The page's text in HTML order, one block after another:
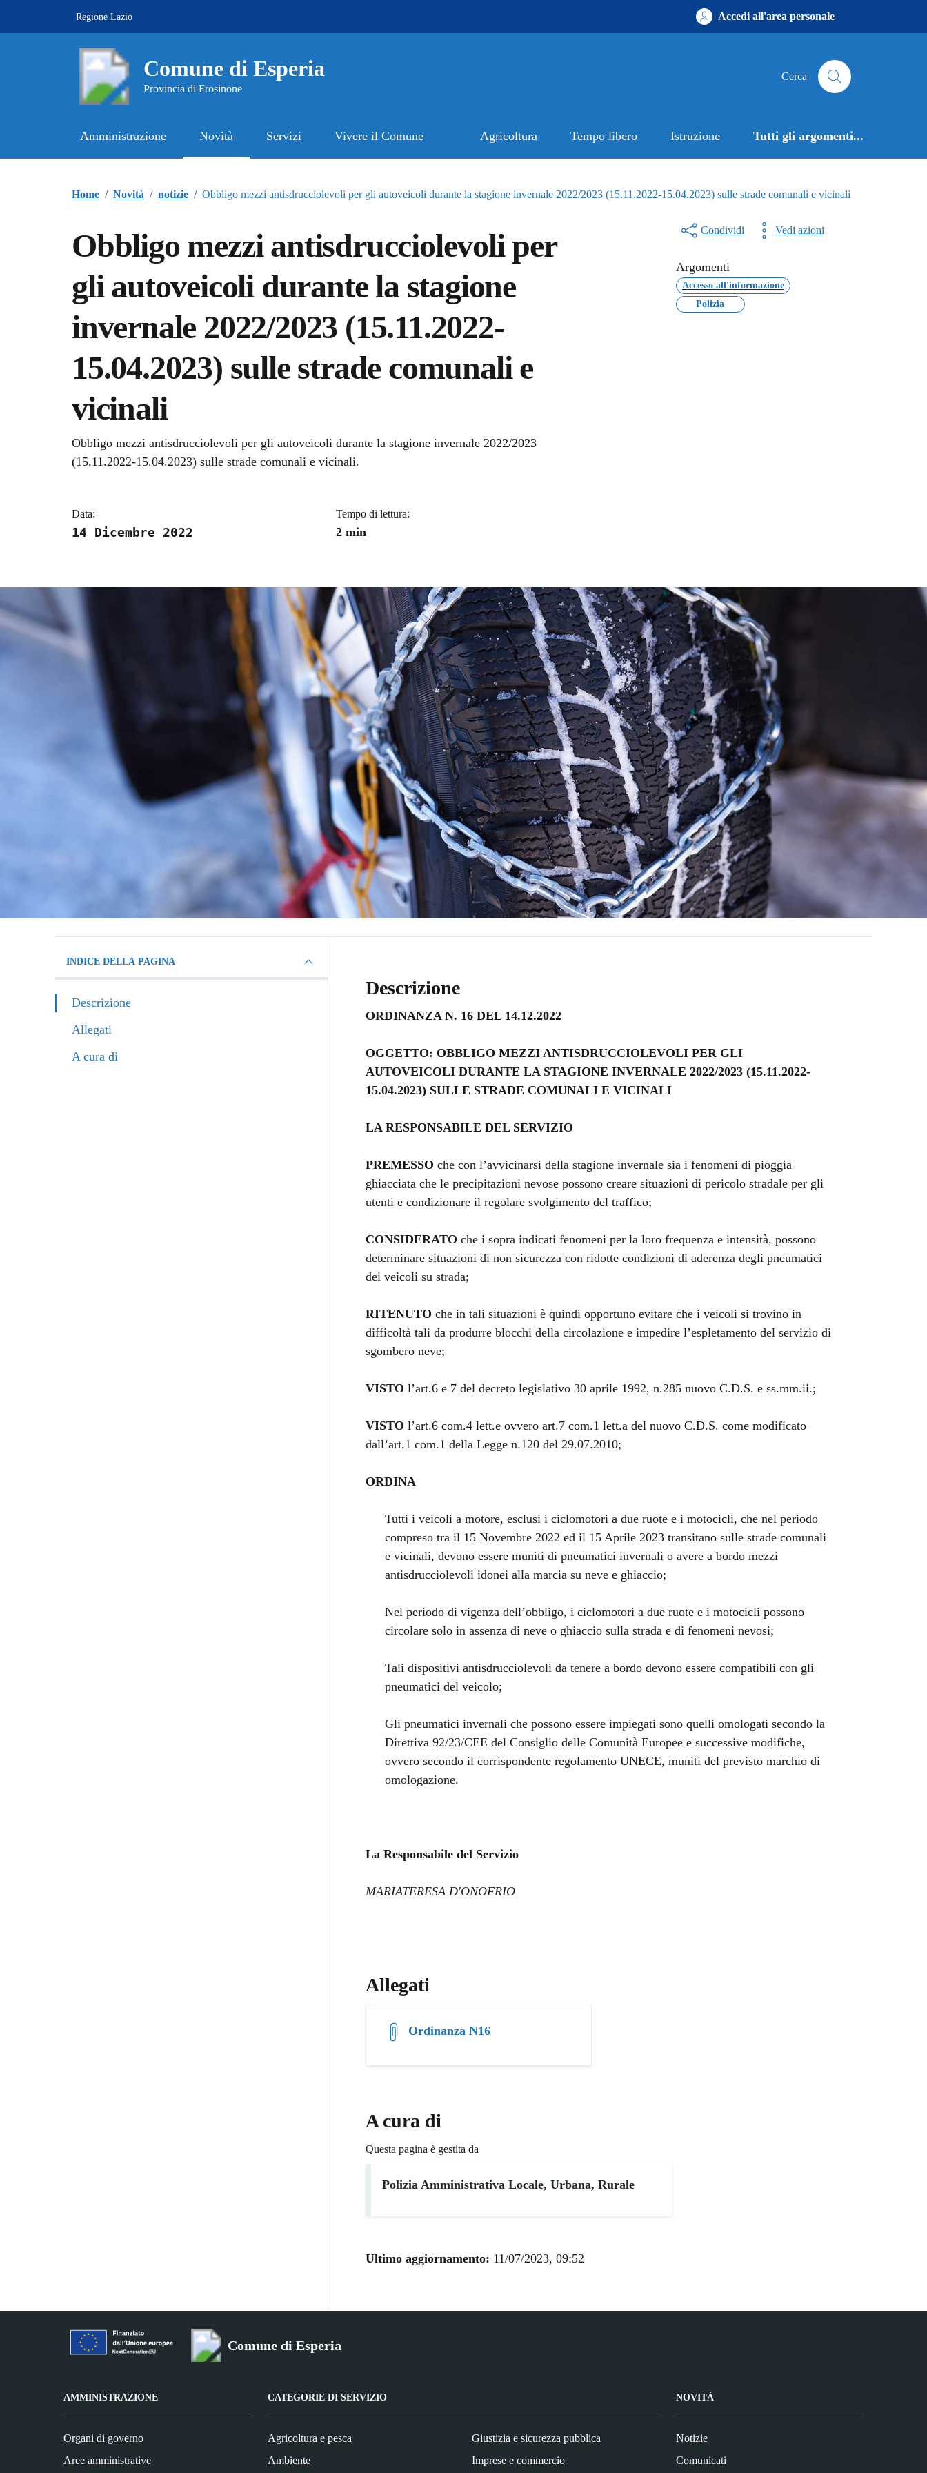
Regione Lazio Accedi all'area personale
Comune di Esperia
Provincia di Frosinone
Cerca
Amministrazione Novità Servizi Vivere il Comune Agricoltura Tempo libero Istruzione Tutti gli argomenti...
Home / Novità / notizie / Obbligo mezzi antisdrucciolevoli per gli autoveicoli durante la stagione invernale 2022/2023 (15.11.2022-15.04.2023) sulle strade comunali e vicinali
Obbligo mezzi antisdrucciolevoli per
gli autoveicoli durante la stagione
invernale 2022/2023 (15.11.2022-
15.04.2023) sulle strade comunali e
vicinali
Dettagli della notizia
Obbligo mezzi antisdrucciolevoli per gli autoveicoli durante la stagione invernale 2022/2023
(15.11.2022-15.04.2023) sulle strade comunali e vicinali.
Data:
14 Dicembre 2022
Tempo di lettura:
2 min
Condividi Vedi azioni
Argomenti
Accesso all'informazione
Polizia
INDICE DELLA PAGINA
Descrizione
Allegati
A cura di
Descrizione
ORDINANZA N. 16 DEL 14.12.2022
OGGETTO: OBBLIGO MEZZI ANTISDRUCCIOLEVOLI PER GLI
AUTOVEICOLI DURANTE LA STAGIONE INVERNALE 2022/2023 (15.11.2022-
15.04.2023) SULLE STRADE COMUNALI E VICINALI
LA RESPONSABILE DEL SERVIZIO
PREMESSO che con l’avvicinarsi della stagione invernale sia i fenomeni di pioggia
ghiacciata che le precipitazioni nevose possono creare situazioni di pericolo stradale per gli
utenti e condizionare il regolare svolgimento del traffico;
CONSIDERATO che i sopra indicati fenomeni per la loro frequenza e intensità, possono
determinare situazioni di non sicurezza con ridotte condizioni di aderenza degli pneumatici
dei veicoli su strada;
RITENUTO che in tali situazioni è quindi opportuno evitare che i veicoli si trovino in
difficoltà tali da produrre blocchi della circolazione e impedire l’espletamento del servizio di
sgombero neve;
VISTO l’art.6 e 7 del decreto legislativo 30 aprile 1992, n.285 nuovo C.D.S. e ss.mm.ii.;
VISTO l’art.6 com.4 lett.e ovvero art.7 com.1 lett.a del nuovo C.D.S. come modificato
dall’art.1 com.1 della Legge n.120 del 29.07.2010;
ORDINA
Tutti i veicoli a motore, esclusi i ciclomotori a due ruote e i motocicli, che nel periodo
compreso tra il 15 Novembre 2022 ed il 15 Aprile 2023 transitano sulle strade comunali
e vicinali, devono essere muniti di pneumatici invernali o avere a bordo mezzi
antisdrucciolevoli idonei alla marcia su neve e ghiaccio;
Nel periodo di vigenza dell’obbligo, i ciclomotori a due ruote e i motocicli possono
circolare solo in assenza di neve o ghiaccio sulla strada e di fenomeni nevosi;
Tali dispositivi antisdrucciolevoli da tenere a bordo devono essere compatibili con gli
pneumatici del veicolo;
Gli pneumatici invernali che possono essere impiegati sono quelli omologati secondo la
Direttiva 92/23/CEE del Consiglio delle Comunità Europee e successive modifiche,
ovvero secondo il corrispondente regolamento UNECE, muniti del previsto marchio di
omologazione.
La Responsabile del Servizio
MARIATERESA D'ONOFRIO
Allegati
Ordinanza N16
A cura di
Questa pagina è gestita da
Polizia Amministrativa Locale, Urbana, Rurale
Ultimo aggiornamento: 11/07/2023, 09:52
Comune di Esperia
AMMINISTRAZIONE
Organi di governo
Aree amministrative
CATEGORIE DI SERVIZIO
Agricoltura e pesca
Ambiente
Giustizia e sicurezza pubblica
Imprese e commercio
NOVITÀ
Notizie
Comunicati